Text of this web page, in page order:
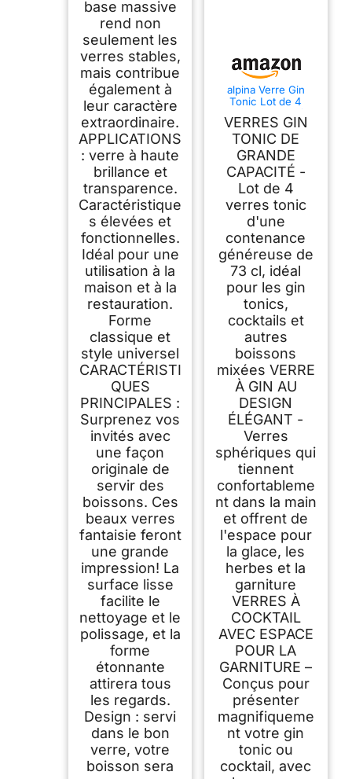
base massive
rend non
seulement les
verres stables,
mais contribue
également à
leur caractère
extraordinaire.
APPLICATIONS
: verre à haute
brillance et
transparence.
Caractéristique
s élevées et
fonctionnelles.
Idéal pour une
utilisation à la
maison et à la
restauration.
Forme
classique et
style universel
CARACTÉRISTI
QUES
PRINCIPALES :
Surprenez vos
invités avec
une façon
originale de
servir des
boissons. Ces
beaux verres
fantaisie feront
une grande
impression! La
surface lisse
facilite le
nettoyage et le
polissage, et la
forme
étonnante
attirera tous
les regards.
Design : servi
dans le bon
verre, votre
boisson sera
alpina Verre Gin
Tonic Lot de 4
Grands Verres à
Cocktail - Adaptés
Au Verre Ballon
Cocktail et aux
Cocktails - 73 cl,
Transparent.
VERRES GIN
TONIC DE
GRANDE
CAPACITÉ -
Lot de 4
verres tonic
d'une
contenance
généreuse de
73 cl, idéal
pour les gin
tonics,
cocktails et
autres
boissons
mixées VERRE
À GIN AU
DESIGN
ÉLÉGANT -
Verres
sphériques qui
tiennent
confortableme
nt dans la main
et offrent de
l'espace pour
la glace, les
herbes et la
garniture
VERRES À
COCKTAIL
AVEC ESPACE
POUR LA
GARNITURE –
Conçus pour
présenter
magnifiqueme
nt votre gin
tonic ou
cocktail, avec